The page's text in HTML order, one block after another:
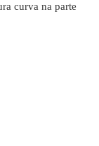
curva na parte